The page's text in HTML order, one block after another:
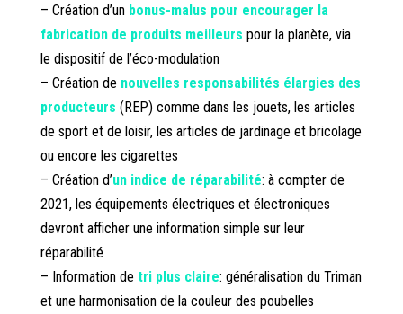
– Création d’un bonus-malus pour encourager la
fabrication de produits meilleurs pour la planète, via
le dispositif de l’éco-modulation
– Création de nouvelles responsabilités élargies des
producteurs (REP) comme dans les jouets, les articles
de sport et de loisir, les articles de jardinage et bricolage
ou encore les cigarettes
– Création d’un indice de réparabilité: à compter de
2021, les équipements électriques et électroniques
devront afficher une information simple sur leur
réparabilité
– Information de tri plus claire: généralisation du Triman
et une harmonisation de la couleur des poubelles